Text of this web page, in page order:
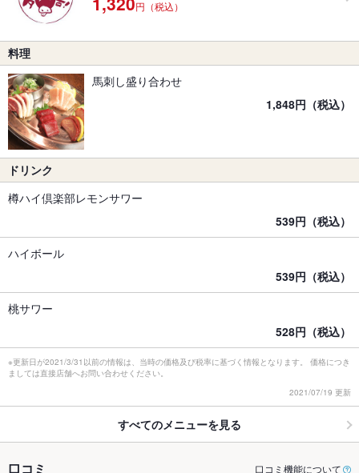
円（税込）
料理
馬刺し盛り合わせ
1,848円（税込）
ドリンク
樽ハイ倶楽部レモンサワー
539円（税込）
ハイボール
539円（税込）
桃サワー
528円（税込）
※更新日が2021/3/31以前の情報は、当時の価格及び税率に基づく情報となります。 価格につき
ましては直接店舗へお問い合わせください。
2021/07/19 更新
すべてのメニューを見る
口コミ 口コミ機能について